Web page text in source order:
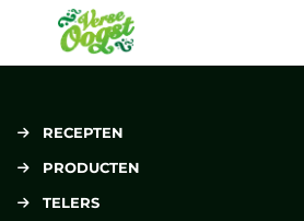
Verse Oogst
RECEPTEN
PRODUCTEN
TELERS